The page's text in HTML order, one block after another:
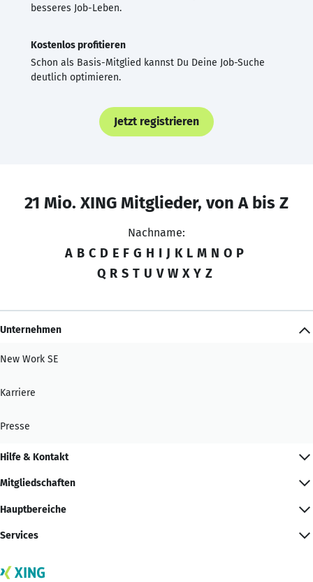
besseres Job-Leben.
Kostenlos profitieren
Schon als Basis-Mitglied kannst Du Deine Job-Suche
deutlich optimieren.
Jetzt registrieren
21 Mio. XING Mitglieder, von A bis Z
Nachname:
A B C D E F G H I J K L M N O P
Q R S T U V W X Y Z
Unternehmen
New Work SE
Karriere
Presse
Hilfe & Kontakt
Mitgliedschaften
Hauptbereiche
Services